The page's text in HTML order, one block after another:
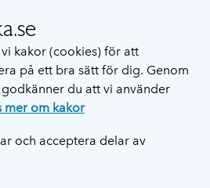
kakor (cookies) för att
på ett bra sätt för dig. Genom
du att vi använder
mer om kakor
och acceptera delar av